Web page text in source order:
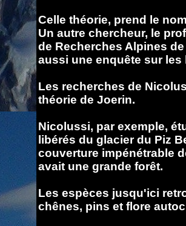
Celle théorie, prend le
Un autre chercheur, le
de Recherches Alpines
aussi une enquête sur
Les recherches de
théorie de Joerin.
Nicolussi, par exemple,
libérés du glacier du Piz
couverture impénétrable
avait une grande forêt.
Les espèces jusqu'ici
chênes, pins et flore